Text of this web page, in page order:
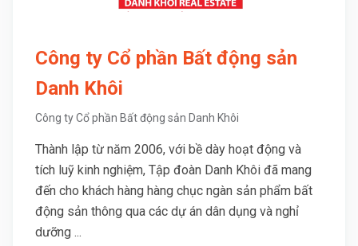
Công ty Cổ phần Bất động sản
Danh Khôi
Công ty Cổ phần Bất động sản Danh Khôi
Thành lập từ năm 2006, với bề dày hoạt động và
tích luỹ kinh nghiệm, Tập đoàn Danh Khôi đã mang
đến cho khách hàng hàng chục ngàn sản phẩm bất
động sản thông qua các dự án dân dụng và nghỉ
dưỡng ...